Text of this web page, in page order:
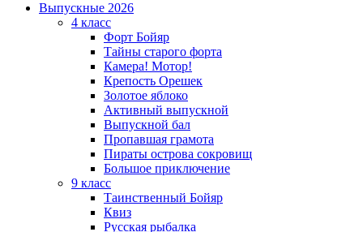
Выпускные 2026
4 класс
Форт Бойяр
Тайны старого форта
Камера! Мотор!
Крепость Орешек
Золотое яблоко
Активный выпускной
Выпускной бал
Пропавшая грамота
Пираты острова сокровищ
Большое приключение
9 класс
Таинственный Бойяр
Квиз
Русская рыбалка